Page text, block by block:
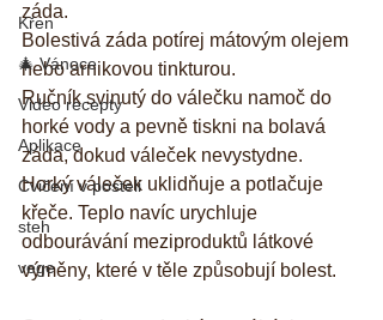
Křen
🎄 Vánoce
Video recepty
Aplikace
Cvičení v posteli
steh
vege
záda.
Bolestivá záda potírej mátovým olejem
nebo arnikovou tinkturou.
Ručník svinutý do válečku namoč do
horké vody a pevně tiskni na bolavá
záda, dokud váleček nevystydne.
Horký váleček uklidňuje a potlačuje
křeče. Teplo navíc urychluje
odbourávání meziproduktů látkové
výměny, které v těle způsobují bolest.